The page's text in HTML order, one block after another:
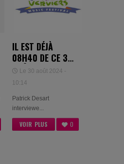
IL EST DÉJÀ
08H40 DE CE 30
AOÛT 2024 -
BÉATRICE
Le 30 août 2024 -
10:14
Patrick Desart
interviewe...
VOIR PLUS 0